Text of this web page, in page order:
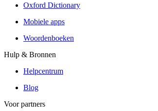
Oxford Dictionary
Mobiele apps
Woordenboeken
Hulp & Bronnen
Helpcentrum
Blog
Voor partners